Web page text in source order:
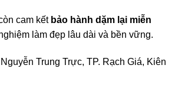
cam kết bảo hành dặm lại miễn
làm đẹp lâu dài và bền vững.
Trung Trực, TP. Rạch Giá, Kiên